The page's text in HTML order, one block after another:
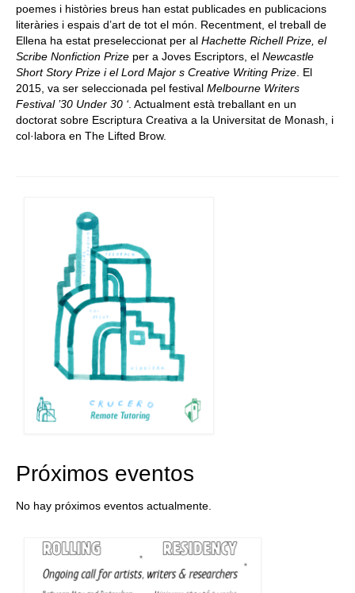
poemes i històries breus han estat publicades en publicacions
literàries i espais d’art de tot el món. Recentment, el treball de
Ellena ha estat preseleccionat per al Hachette Richell Prize, el
Scribe Nonfiction Prize per a Joves Escriptors, el Newcastle
Short Story Prize i el Lord Major s Creative Writing Prize . El
2015, va ser seleccionada pel festival Melbourne Writers
Festival ’30 Under 30 ‘ . Actualment està treballant en un
doctorat sobre Escriptura Creativa a la Universitat de Monash, i
col·labora en The Lifted Brow.
Próximos eventos
No hay próximos eventos actualmente.